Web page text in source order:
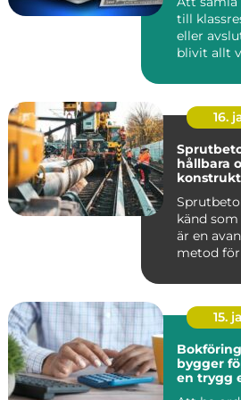
till
eller
blivit allt
16.
hållbara
känd
är en
metod
15.
bygger
en trygg